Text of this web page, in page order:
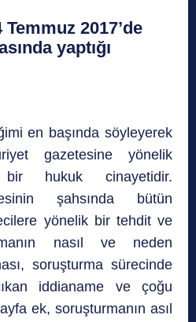
Temmuz 2017’de
yaptığı
en başında söyleyerek
gazetesine yönelik
hukuk cinayetidir.
şahsında bütün
yönelik bir tehdit ve
nasıl ve neden
soruşturma sürecinde
iddianame ve çoğu
ek, soruşturmanın asıl